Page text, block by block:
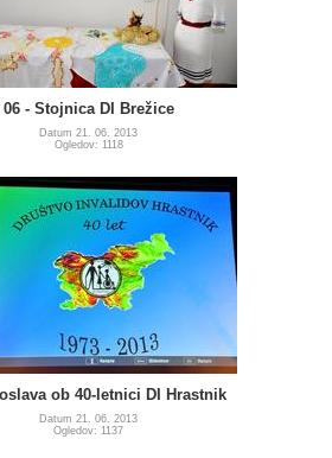
06 - Stojnica DI Brežice
Datum 21. 06. 2013
Ogledov: 1118
ob 40-letnici DI Hrastnik
Datum 21. 06. 2013
Ogledov: 1137